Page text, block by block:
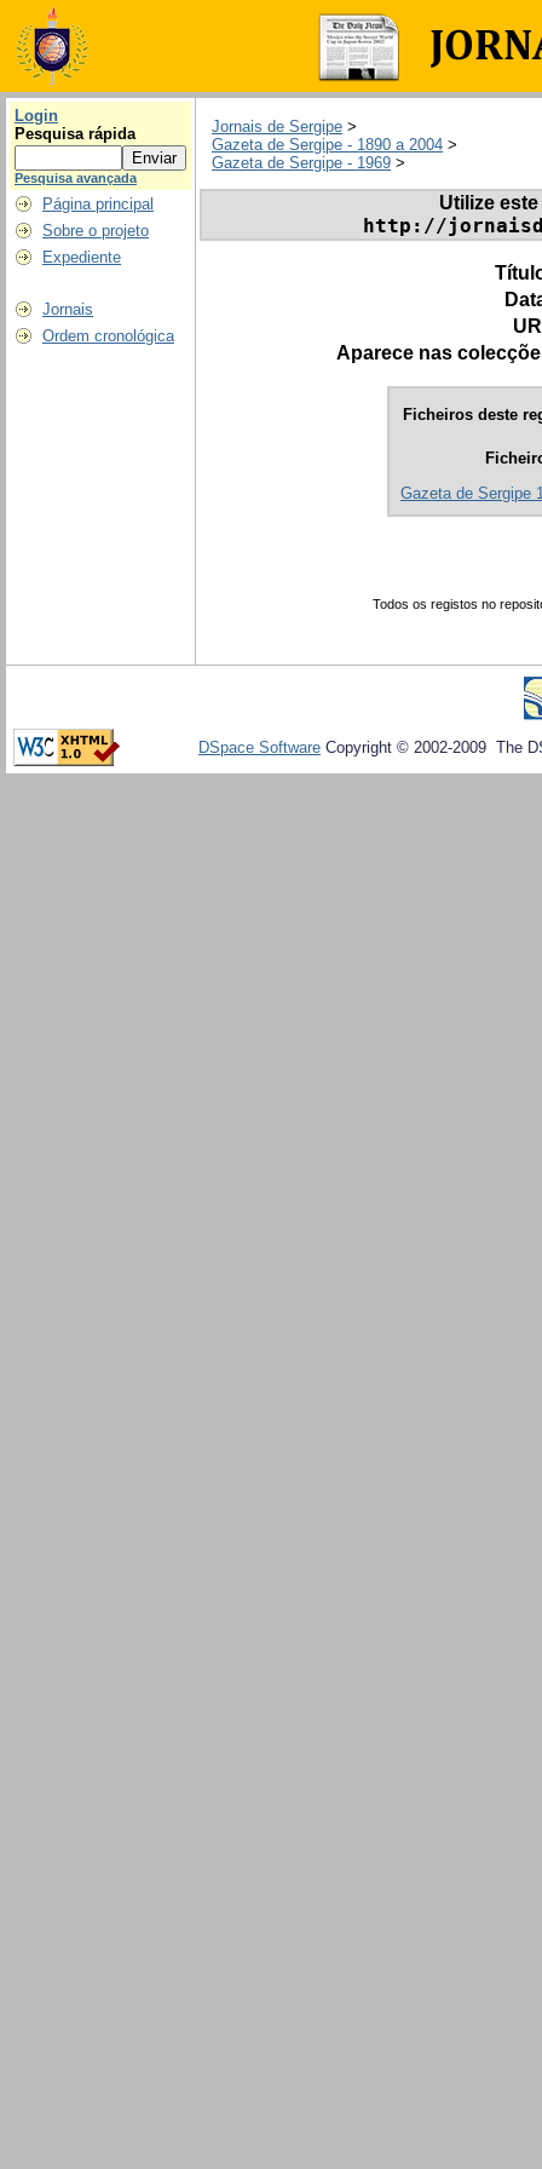
Login
Pesquisa rápida
Pesquisa avançada
Página principal
Sobre o projeto
Expediente
Jornais
Ordem cronológica
Jornais de Sergipe >
Gazeta de Sergipe - 1890 a 2004 >
Gazeta de Sergipe - 1969 >
Utilize
http://
Aparece nas
Ficheiros deste
Gazeta de Sergipe
Todos os registos no
DSpace Software Copyright © 2002-2009 The